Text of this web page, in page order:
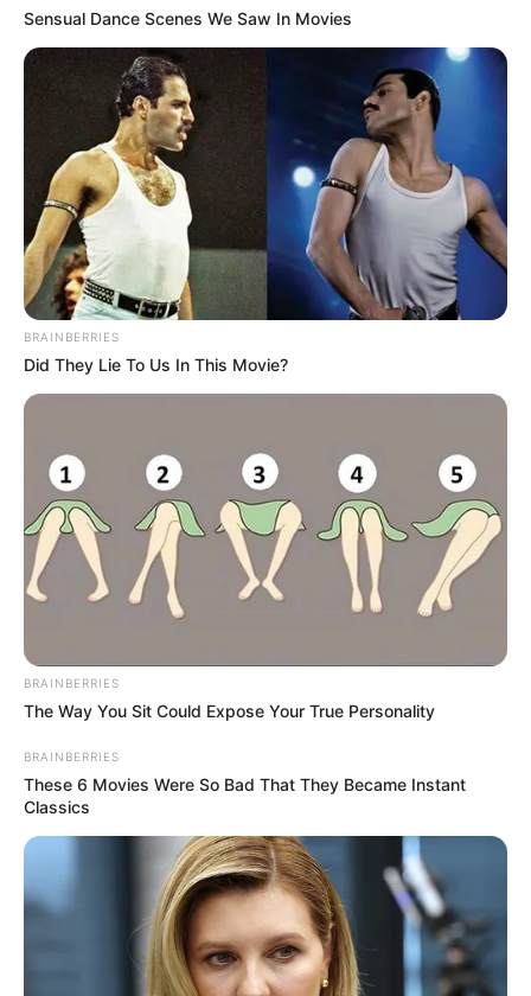
ΤΑΥΤΟΤΗΤΑ ΚΑΙ ΕΠΙΚΟΙΝΩΝΙΑ ΟΡΟΙ ΧΡΗΣΗΣ
Sensual Dance Scenes We Saw In Movies
BRAINBERRIES
Did They Lie To Us In This Movie?
BRAINBERRIES
The Way You Sit Could Expose Your True Personality
BRAINBERRIES
These 6 Movies Were So Bad That They Became Instant
Classics